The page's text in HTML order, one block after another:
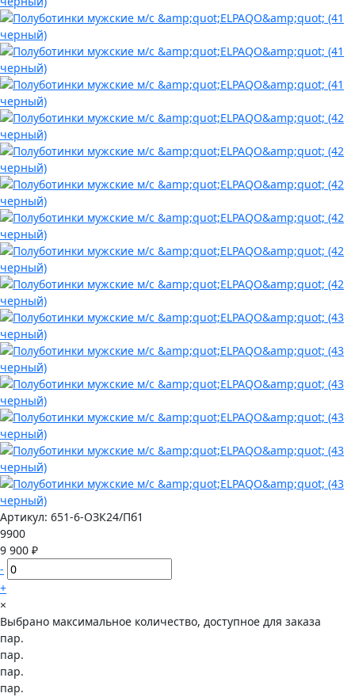
Артикул: 651-6-ОЗК24/Пб1
9900
9 900 ₽
-
+
×
Выбрано максимальное количество, доступное для заказа
пар.
пар.
пар.
пар.